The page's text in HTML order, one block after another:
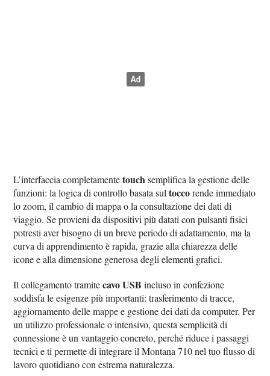
L’interfaccia completamentetouchsemplifica la gestione delle
funzioni: la logica di controllo basata sultoccorende immediato
lo zoom, il cambio di mappa o la consultazione dei dati di
viaggio. Se provieni da dispositivi più datati con pulsanti fisici
potresti aver bisogno di un breve periodo di adattamento, ma la
curva di apprendimento è rapida, grazie alla chiarezza delle
icone e alla dimensione generosa degli elementi grafici.
Il collegamento tramitecavo USB incluso in confezione
soddisfa le esigenze più importanti: trasferimento di tracce,
aggiornamento delle mappe e gestione dei dati da computer. Per
un utilizzo professionale o intensivo, questa semplicità di
connessione è un vantaggio concreto, perché riduce i passaggi
tecnici e ti permette di integrare il Montana 710 nel tuo flusso di
lavoro quotidiano con estrema naturalezza.